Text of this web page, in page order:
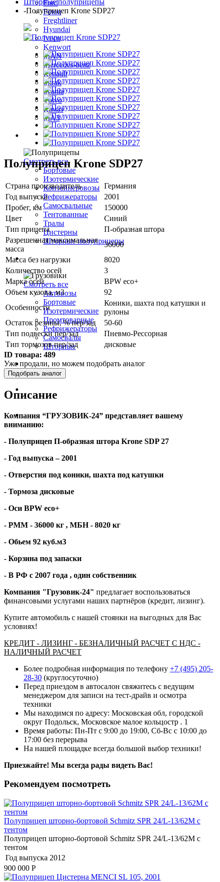
Ford
Foton
Freghtliner
Hyundai
Iveco
Kenwort
MAN
Mercedes-benz
Renault
Sitrak
Scania
Volvo
Камаз
МАЗ
Полуприцепы
Смотреть все
Бортовые
Изотермические
Контейнеровозы
Рефрижераторы
Самосвальные
Тентованные
Тралы
Цистерны
Шторные полуприцепы
Грузовики
Смотреть все
Автовозы
Бортовые
Изотермические
Промтоварные
Рефрижераторы
Самосвалы
Шторные
Коммерческие авто
Спецтехника
Шторные полуприцепы
-Полуприцеп Krone SDP27
Полуприцеп Krone SDP27
Страна производитель
Германия
Год выпуска
2001
Пробег, км
150000
Цвет
Синий
Тип прицепа
П-образная штора
Разрешенная максимальная
масса
36000
Масса без нагрузки
8020
Количество осей
3
Марка осей
BPW eco+
Объем кузова, м3
92
Особенности
Коники, шахта под катушки и
рулоны
Остаток резины, % пер/зад
50-60
Тип подвески пер/зад
Пневмо-Рессорная
Тип тормозов пер/зад
дисковые
ID товара: 489
Уже продали, но можем подобрать аналог
Подобрать аналог
Описание
Компания “ГРУЗОВИК-24” представляет вашему
вниманию:
- Полуприцеп П-образная штора Krone SDP27
- Год выпуска – 2001
- Отверстия под коники, шахта под катушки
- Тормоза дисковые
- Оси BPW eco+
- РММ - 36000 кг , МБН - 8020 кг
- Обьем 92 куб.м3
- Корзина под запаски
- В РФ с 2007 года , один собственник
Компания "Грузовик-24" предлагает воспользоваться
финансовыми услугами наших партнёров (кредит, лизинг).
Купите автомобиль с нашей стоянки на выгодных для Вас
условиях!
КРЕДИТ - ЛИЗИНГ - БЕЗНАЛИЧНЫЙ РАСЧЕТ С НДС -
НАЛИЧНЫЙ РАСЧЕТ
Более подробная информация по телефону +7 (495) 205-
28-30 (круглосуточно)
Перед приездом в автосалон свяжитесь с ведущим
менеджером для записи на тест-драйв и осмотра
техники
Мы находимся по адресу: Московская обл, городской
округ Подольск, Московское малое кольцостр . 1
Время работы: Пн-Пт с 9:00 до 19:00, Сб-Вс с 10:00 до
17:00 без перерыва
На нашей площадке всегда большой выбор техники!
Приезжайте! Мы всегда рады видеть Вас!
Рекомендуем посмотреть
Полуприцеп шторно-бортовой Schmitz SPR 24/L-13/62M с
тентом
Полуприцеп шторно-бортовой Schmitz SPR 24/L-13/62M с
тентом
Год выпуска 2012
900 000 Р